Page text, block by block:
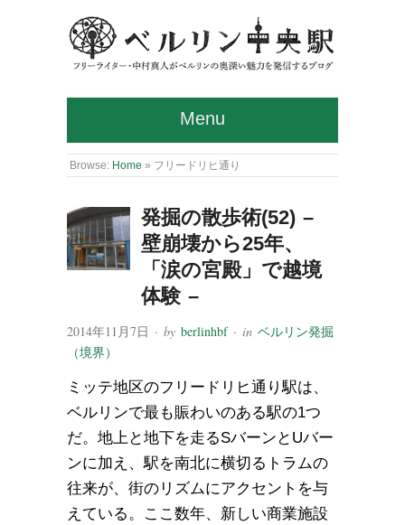
Menu
Browse: Home » フリードリヒ通り
発掘の散歩術(52) –
壁崩壊から25年、
「涙の宮殿」で越境
体験 –
2014年11月7日 · by berlinhbf· in ベルリン発掘
（境界）
ミッテ地区のフリードリヒ通り駅は、
ベルリンで最も賑わいのある駅の1つ
だ。地上と地下を走るSバーンとUバー
ンに加え、駅を南北に横切るトラムの
往来が、街のリズムにアクセントを与
えている。ここ数年、新しい商業施設